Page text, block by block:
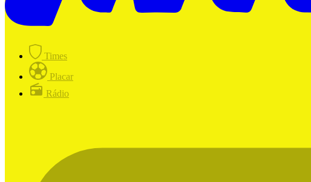
Times
Placar
Rádio